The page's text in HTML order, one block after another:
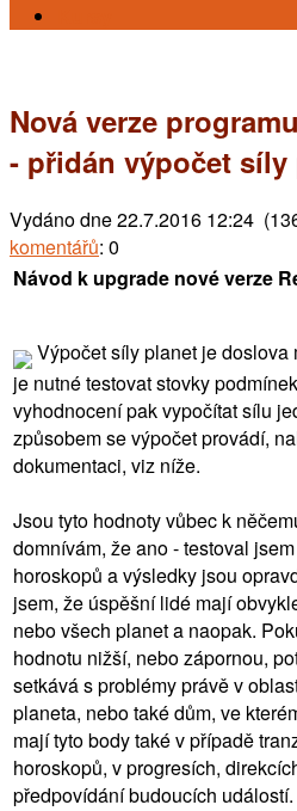
Nová verze
- přidán výpočet síly
Vydáno dne22.7.2016 12:24
komentářů: 0
Návod k upgrade nové verze
Výpočet síly planet je
je nutné testovat stovky
vyhodnocení pak vypočítat sílu
způsobem se výpočet provádí,
dokumentaci, viz níže.
Jsou tyto hodnoty vůbec k
domnívám, že ano - testoval
horoskopů a výsledky jsou
jsem, že úspěšní lidé mají
nebo všech planet a naopak.
hodnotu nižší, nebo zápornou,
setkává s problémy právě v
planeta, nebo také dům, ve
mají tyto body také v případě
horoskopů, v progresích,
předpovídání budoucích